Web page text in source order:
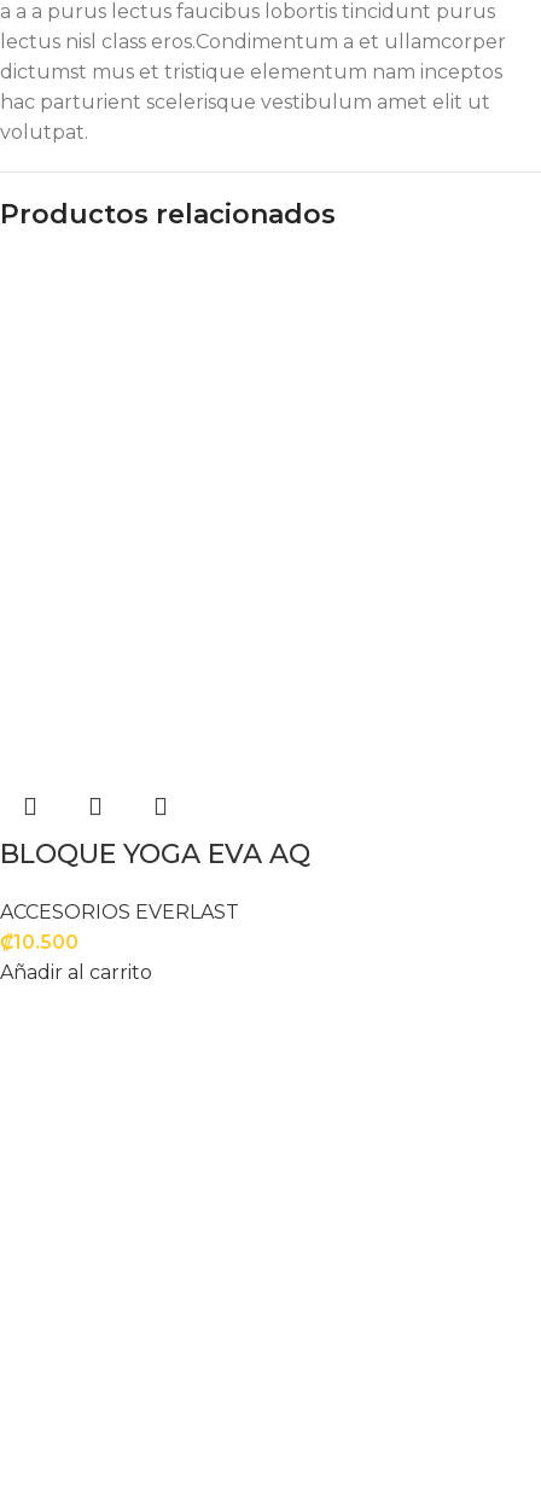
a a a purus lectus faucibus lobortis tincidunt purus
lectus nisl class eros.Condimentum a et ullamcorper
dictumst mus et tristique elementum nam inceptos
hac parturient scelerisque vestibulum amet elit ut
volutpat.
Productos relacionados
BLOQUE YOGA EVA AQ
ACCESORIOS EVERLAST
₡10.500
Añadir al carrito